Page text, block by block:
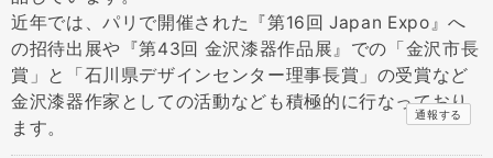
近年では、パリで開催された『第16回 Japan Expo』へ
の招待出展や『第43回 金沢漆器作品展』での「金沢市長
賞」と「石川県デザインセンター理事長賞」の受賞など
金沢漆器作家としての活動なども積極的に行なっており
ます。
通報する